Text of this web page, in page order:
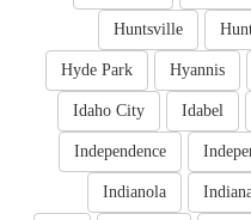
Huntsville
Hyannis
Hyde Park
Idabel
Idaho City
Independence
Indianola